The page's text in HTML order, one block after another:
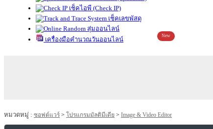
เช็คไอพี (Check IP)
เช็คเลขพัสดุ
สุ่มออนไลน์
เครื่องมือคำนวณวันออนไลน์
New
หมวดหมู่ : ซอฟต์แวร์ > โปรแกรมมัลติมีเดีย > Image & Video Editor